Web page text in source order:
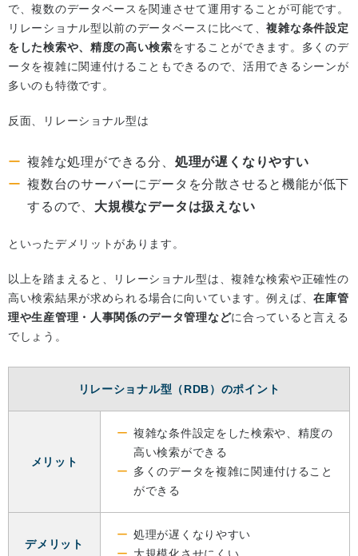
で、複数のデータベースを関連させて運用することが可能です。
リレーショナル型以前のデータベースに比べて、複雑な条件設定
をした検索や、精度の高い検索をすることができます。多くのデ
ータを複雑に関連付けることもできるので、活用できるシーンが
多いのも特徴です。
反面、リレーショナル型は
複雑な処理ができる分、 処理が遅くなりやすい
複数台のサーバーにデータを分散させると機能が低下
するので、 大規模なデータは扱えない
といったデメリットがあります。
以上を踏まえると、リレーショナル型は、複雑な検索や正確性の
高い検索結果が求められる場合に向いています。例えば、在庫管
理や生産管理・人事関係のデータ管理などに合っていると言える
でしょう。
リレーショナル型（RDB）のポイント
メリット
複雑な条件設定をした検索や、精度の
高い検索ができる
多くのデータを複雑に関連付けること
ができる
デメリット
処理が遅くなりやすい